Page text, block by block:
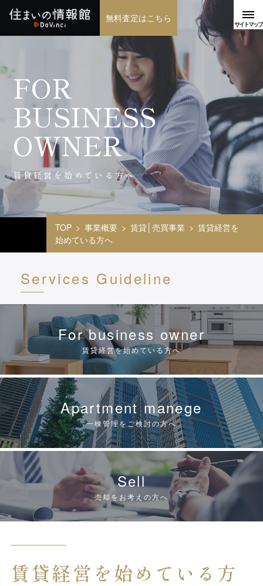
無料査定はこちら
賃貸経営を始めている方へ
FOR
BUSINESS
OWNER
TOP 事業概要 賃貸│売買事業
賃貸経営を
始めている方へ
Services Guideline
賃貸経営を始めている方へ
For business owner
一棟管理をご検討の方へ
Apartment manege
売却をお考えの方へ
Sell
賃貸経営を始めている方